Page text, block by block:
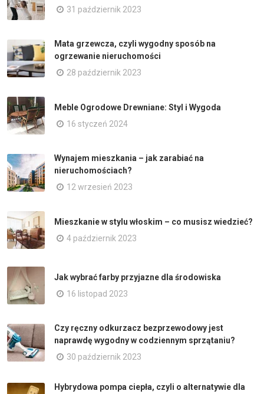
31 październik 2023
Mata grzewcza, czyli wygodny sposób na
ogrzewanie nieruchomości
28 październik 2023
Meble Ogrodowe Drewniane: Styl i Wygoda
16 styczeń 2024
Wynajem mieszkania – jak zarabiać na
nieruchomościach?
12 wrzesień 2023
Mieszkanie w stylu włoskim – co musisz wiedzieć?
4 październik 2023
Jak wybrać farby przyjazne dla środowiska
16 listopad 2023
Czy ręczny odkurzacz bezprzewodowy jest
naprawdę wygodny w codziennym sprzątaniu?
30 październik 2023
Hybrydowa pompa ciepła, czyli o alternatywie dla